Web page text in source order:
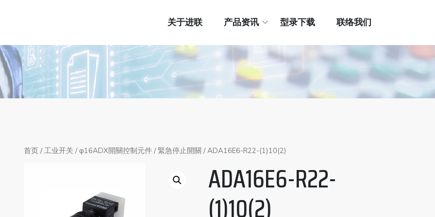
关于进联 产品资讯 型录下载 联络我们
首页 /工业开关 /φ16ADX開關控制元件 / 緊急停止開關 / ADA16E6-R22-(1)10(2)
ADA16E6-R22-
(1)10(2)